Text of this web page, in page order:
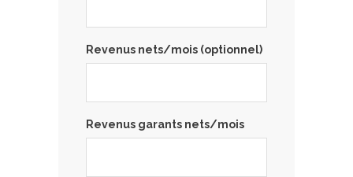
Revenus nets/mois (optionnel)
Revenus garants nets/mois